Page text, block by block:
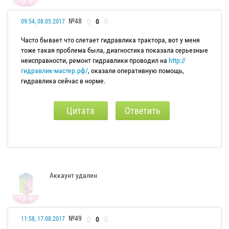
09:54, 08.05.2017 №48 0
Часто бывает что слетает гидравлика трактора, вот у меня
тоже такая проблема была, диагностика показала серьезные
неисправности, ремонт гидравлики проводил на http://
гидравлик-мастер.рф/, оказали оперативную помощь,
гидравлика сейчас в норме.
Цитата Ответить
Аккаунт удален
11:58, 17.08.2017 №49 0